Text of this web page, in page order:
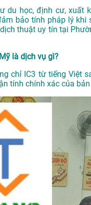
du học, định cư, xuất
bảo tính pháp lý khi
thuật uy tín tại
là dịch vụ gì?
chỉ IC3 từ tiếng Việt
tính chính xác của